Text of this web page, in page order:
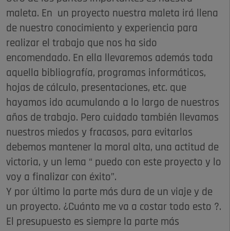
maleta. En un proyecto nuestra maleta irá llena
de nuestro conocimiento y experiencia para
realizar el trabajo que nos ha sido
encomendado. En ella llevaremos además toda
aquella bibliografía, programas informáticos,
hojas de cálculo, presentaciones, etc. que
hayamos ido acumulando a lo largo de nuestros
años de trabajo. Pero cuidado también llevamos
nuestros miedos y fracasos, para evitarlos
debemos mantener la moral alta, una actitud de
victoria, y un lema “ puedo con este proyecto y lo
voy a finalizar con éxito”.
Y por último la parte más dura de un viaje y de
un proyecto. ¿Cuánto me va a costar todo esto ?.
El presupuesto es siempre la parte más